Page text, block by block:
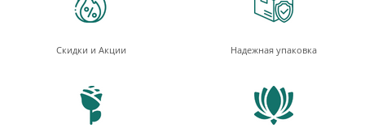
Скидки и Акции Надежная упаковка